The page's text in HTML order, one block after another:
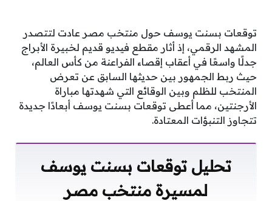
توقعات بسنت يوسف حول منتخب مصر عادت لتتصدر
المشهد الرقمي، إذ أثار مقطع فيديو قديم لخبيرة الأبراج
جدلًا واسعًا في أعقاب إقصاء الفراعنة من كأس العالم،
حيث ربط الجمهور بين حديثها السابق عن تعرض
المنتخب للظلم وبين الوقائع التي شهدتها مباراة
الأرجنتين، مما أعطى توقعات بسنت يوسف أبعادًا جديدة
تتجاوز التنبؤات المعتادة.
تحليل توقعات بسنت يوسف
لمسيرة منتخب مصر